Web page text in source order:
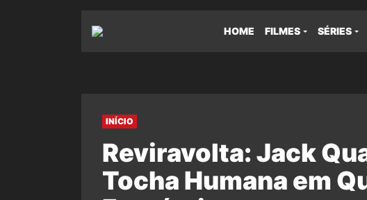
HOME FILMES SÉRIES
INÍCIO
Reviravolta: Jack
Tocha Humana em